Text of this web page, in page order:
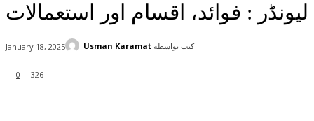
لیونڈر : فوائد، اقسام اور استعمالات
0 326
January 18, 2025 كتب بواسطة Usman Karamat